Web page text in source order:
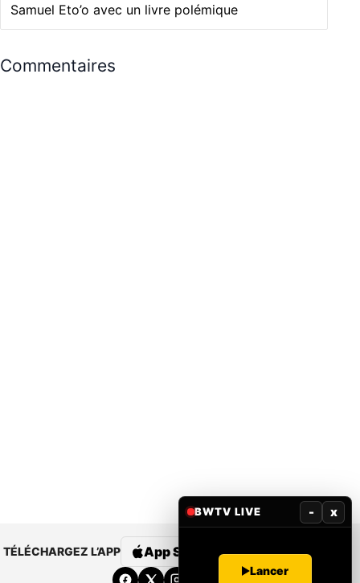
Samuel Eto’o avec un livre polémique
Commentaires
TÉLÉCHARGEZ L’APP App Store Google Play
BWTV LIVE - x
Lancer